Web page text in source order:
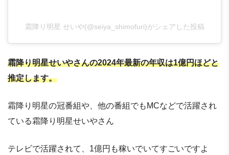
霜降り明星 せいや(@seiya_shimofuri)がシェアした投稿
霜降り明星せいやさんの2024年最新の年収は1億円ほどと
推定します。
霜降り明星の冠番組や、他の番組でもMCなどで活躍され
ている霜降り明星せいやさん
テレビで活躍されて、1億円も稼いでいてすごいですよ